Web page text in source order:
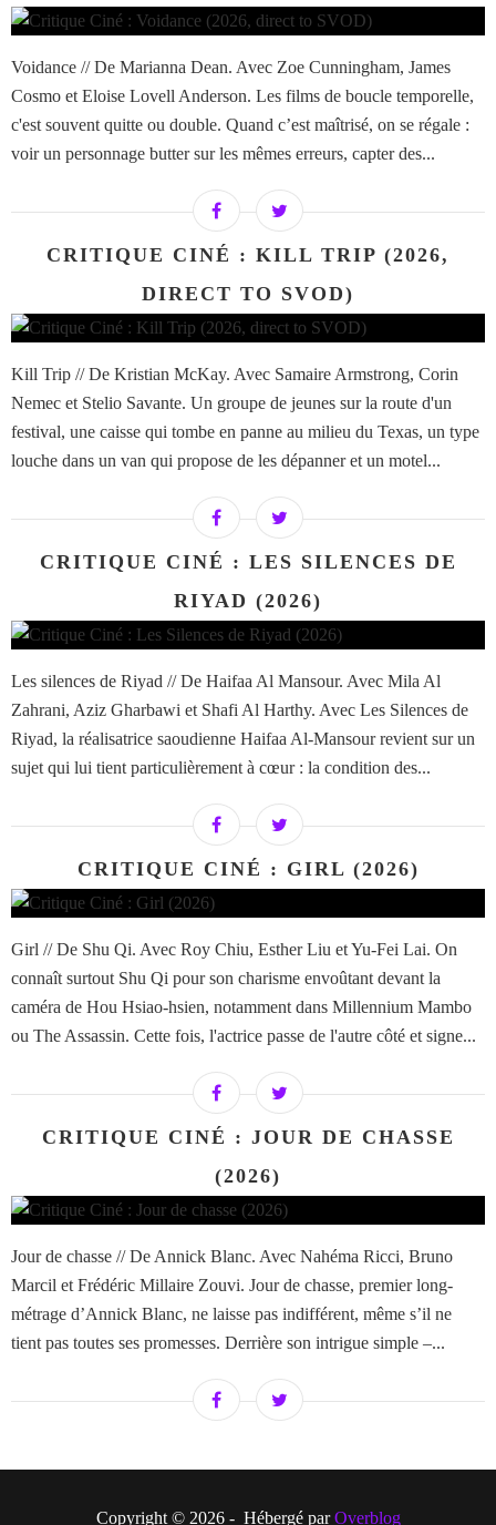
Voidance // De Marianna Dean. Avec Zoe Cunningham, James
Cosmo et Eloise Lovell Anderson. Les films de boucle temporelle,
c'est souvent quitte ou double. Quand c’est maîtrisé, on se régale :
voir un personnage butter sur les mêmes erreurs, capter des...
CRITIQUE CINÉ : KILL TRIP (2026,
DIRECT TO SVOD)
Kill Trip // De Kristian McKay. Avec Samaire Armstrong, Corin
Nemec et Stelio Savante. Un groupe de jeunes sur la route d'un
festival, une caisse qui tombe en panne au milieu du Texas, un type
louche dans un van qui propose de les dépanner et un motel...
CRITIQUE CINÉ : LES SILENCES DE
RIYAD (2026)
Les silences de Riyad // De Haifaa Al Mansour. Avec Mila Al
Zahrani, Aziz Gharbawi et Shafi Al Harthy. Avec Les Silences de
Riyad, la réalisatrice saoudienne Haifaa Al-Mansour revient sur un
sujet qui lui tient particulièrement à cœur : la condition des...
CRITIQUE CINÉ : GIRL (2026)
Girl // De Shu Qi. Avec Roy Chiu, Esther Liu et Yu-Fei Lai. On
connaît surtout Shu Qi pour son charisme envoûtant devant la
caméra de Hou Hsiao-hsien, notamment dans Millennium Mambo
ou The Assassin. Cette fois, l'actrice passe de l'autre côté et signe...
CRITIQUE CINÉ : JOUR DE CHASSE
(2026)
Jour de chasse // De Annick Blanc. Avec Nahéma Ricci, Bruno
Marcil et Frédéric Millaire Zouvi. Jour de chasse, premier long-
métrage d’Annick Blanc, ne laisse pas indifférent, même s’il ne
tient pas toutes ses promesses. Derrière son intrigue simple –...
Copyright © 2026 - Hébergé parOverblog